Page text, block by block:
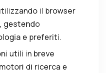
il browser
gestendo
e preferiti.
utili in breve
di ricerca e